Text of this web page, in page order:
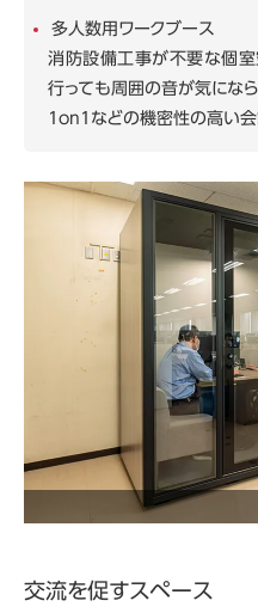
多人数用ワークブース
消防設備工事が不要な個室
行っても周囲の音が気になら
1on1などの機密性の高い会
交流を促すスペース